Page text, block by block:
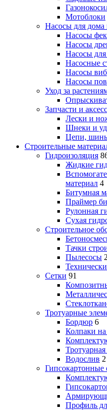
Мотоблоки
Насосы для дома
Насосы
Насосы
Насосы
Насосные
Насосы
Насосы
Уход за
Запчасти и
Лески и
Шнеки и
Цепи,
Строительные
Гидроизоляция
Жидкие
материал 4
Битумная
Праймер
Рулонная
Сухая
Строительное
Тачки
Пылесосы 2
Сетки 91
Тротуарные
Бордюр 6
Колпаки на
Водослив 2
Гипсокартонные
Профиль